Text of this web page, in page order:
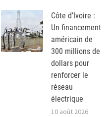
Côte d’Ivoire :
Un financement
américain de
300 millions de
dollars pour
renforcer le
réseau
électrique
10 août 2026